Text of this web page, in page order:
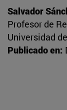
Salvador
Profesor de
Universidad
Publicado en: